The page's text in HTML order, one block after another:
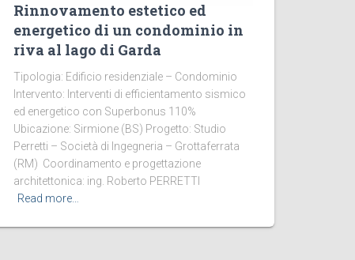
Rinnovamento estetico ed
energetico di un condominio in
riva al lago di Garda
Tipologia: Edificio residenziale – Condominio
Intervento: Interventi di efficientamento sismico
ed energetico con Superbonus 110%
Ubicazione: Sirmione (BS) Progetto: Studio
Perretti – Società di Ingegneria – Grottaferrata
(RM) Coordinamento e progettazione
architettonica: ing. Roberto PERRETTI
Read more…